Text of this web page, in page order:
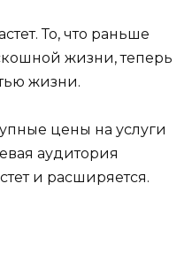
То, что раньше
жизни, теперь
жизни.
цены на услуги
аудитория
и расширяется.